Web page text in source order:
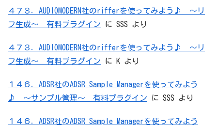
４７３．AUDIOMODERN社のrifferを使ってみよう♪ ～リ
フ生成～ 有料プラグイン に SSS より
４７３．AUDIOMODERN社のrifferを使ってみよう♪ ～リ
フ生成～ 有料プラグイン に K より
１４６．ADSR社のADSR Sample Managerを使ってみよう
♪ ～サンプル管理～ 有料プラグイン に SSS より
１４６．ADSR社のADSR Sample Managerを使ってみよう